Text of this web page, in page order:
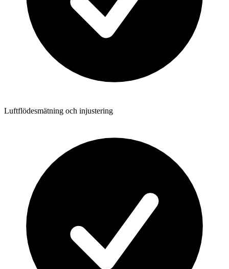
Luftflödesmätning och injustering